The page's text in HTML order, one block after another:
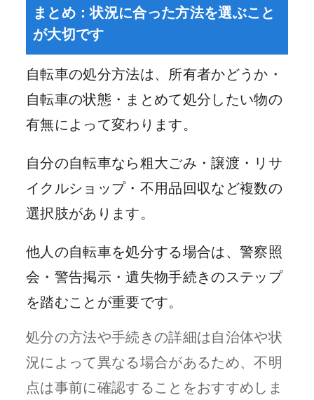
まとめ：状況に合った方法を選ぶこと
が大切です
自転車の処分方法は、所有者かどうか・
自転車の状態・まとめて処分したい物の
有無によって変わります。
自分の自転車なら粗大ごみ・譲渡・リサ
イクルショップ・不用品回収など複数の
選択肢があります。
他人の自転車を処分する場合は、警察照
会・警告掲示・遺失物手続きのステップ
を踏むことが重要です。
処分の方法や手続きの詳細は自治体や状
況によって異なる場合があるため、不明
点は事前に確認することをおすすめしま